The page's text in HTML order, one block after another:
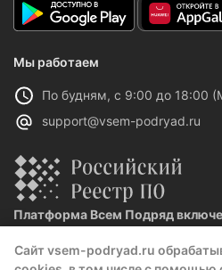
Сайт vsem-podryad.ru
Мы работаем
По будням, с 9:00 до 18:00
support@vsem-podryad.ru
Платформа Всем Подряд
Реестровая запись №32021 от